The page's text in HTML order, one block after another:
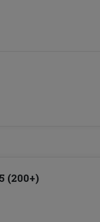
(200+)